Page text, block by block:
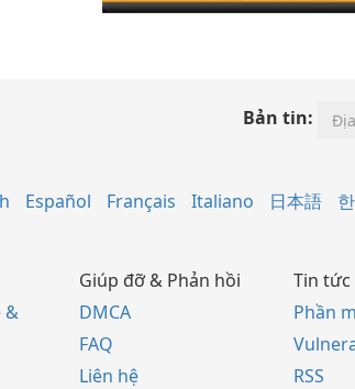
Bản tin:
Español Français Italiano 日本語
&
Giúp đỡ & Phản hồi
DMCA
FAQ
Liên hệ
Tin tức
Phần
RSS